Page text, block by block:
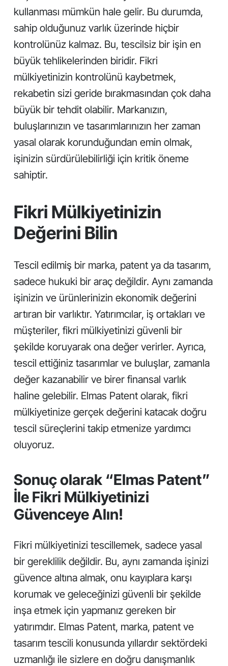
kullanması mümkün hale gelir. Bu durumda,
sahip olduğunuz varlık üzerinde hiçbir
kontrolünüz kalmaz. Bu, tescilsiz bir işin en
büyük tehlikelerinden biridir. Fikri
mülkiyetinizin kontrolünü kaybetmek,
rekabetin sizi geride bırakmasından çok daha
büyük bir tehdit olabilir. Markanızın,
buluşlarınızın ve tasarımlarınızın her zaman
yasal olarak korunduğundan emin olmak,
işinizin sürdürülebilirliği için kritik öneme
sahiptir.
Fikri Mülkiyetinizin
Değerini Bilin
Tescil edilmiş bir marka, patent ya da tasarım,
sadece hukuki bir araç değildir. Aynı zamanda
işinizin ve ürünlerinizin ekonomik değerini
artıran bir varlıktır. Yatırımcılar, iş ortakları ve
müşteriler, fikri mülkiyetinizi güvenli bir
şekilde koruyarak ona değer verirler. Ayrıca,
tescil ettiğiniz tasarımlar ve buluşlar, zamanla
değer kazanabilir ve birer finansal varlık
haline gelebilir. Elmas Patent olarak, fikri
mülkiyetinize gerçek değerini katacak doğru
tescil süreçlerini takip etmenize yardımcı
oluyoruz.
Sonuç olarak “Elmas Patent”
İle Fikri Mülkiyetinizi
Güvenceye Alın!
Fikri mülkiyetinizi tescillemek, sadece yasal
bir gereklilik değildir. Bu, aynı zamanda işinizi
güvence altına almak, onu kayıplara karşı
korumak ve geleceğinizi güvenli bir şekilde
inşa etmek için yapmanız gereken bir
yatırımdır. Elmas Patent, marka, patent ve
tasarım tescili konusunda yıllardır sektördeki
uzmanlığı ile sizlere en doğru danışmanlık